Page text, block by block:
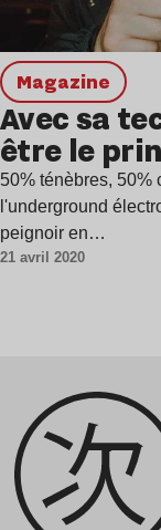
magazine
Avec sa
être le
50% ténèbres, 50%
l'underground
peignoir en…
21 avril 2020